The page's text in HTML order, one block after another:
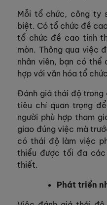
Mỗi tổ chức, công ty
biệt. Có tổ chức đề
tổ chức đề cao tinh
mòn. Thông qua việc
nhân viên, bạn có thể
hợp với văn hóa tổ
Đánh giá thái độ trong
tiêu chí quan trọng
người phù hợp tham
giao đúng việc mà
có thái độ làm việc
thiểu được tối đa các
thiết.
Phát triển